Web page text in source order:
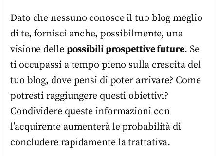
Dato che nessuno conosce il tuo blog meglio
di te, fornisci anche, possibilmente, una
visione delle possibili prospettive future. Se
ti occupassi a tempo pieno sulla crescita del
tuo blog, dove pensi di poter arrivare? Come
potresti raggiungere questi obiettivi?
Condividere queste informazioni con
l’acquirente aumenterà le probabilità di
concludere rapidamente la trattativa.